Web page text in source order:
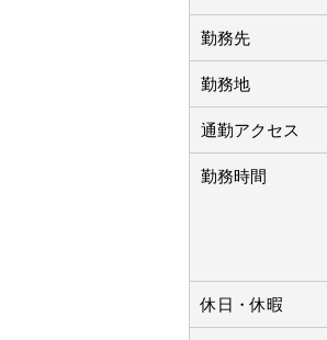
勤務先
勤務地
通勤アクセス
勤務時間
休日・休暇